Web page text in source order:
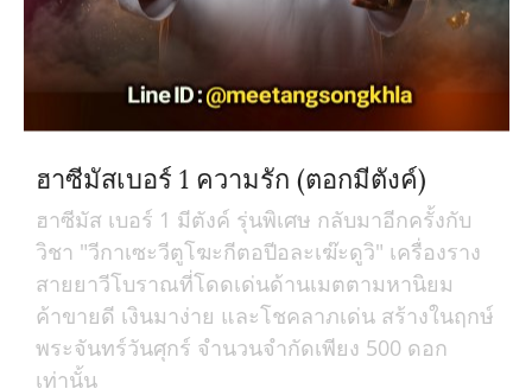
ฮาซีมัสเบอร์ 1 ความรัก (ตอกมีตังค์)
ฮาซีมัส เบอร์ 1 มีตังค์ รุ่นพิเศษ กลับมาอีกครั้งกับ
วิชา "วีกาเซะวีตูโฆะกีตอปีอละเฆ๊ะดูวิ" เครื่องราง
สายยาวีโบราณที่โดดเด่นด้านเมตตามหานิยม
ค้าขายดี เงินมาง่าย และโชคลาภเด่น สร้างในฤกษ์
พระจันทร์วันศุกร์ จำนวนจำกัดเพียง 500 ดอก
เท่านั้น